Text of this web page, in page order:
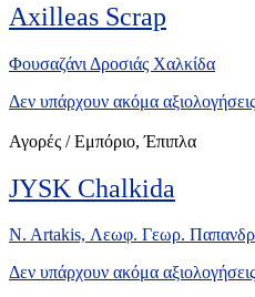
Axilleas Scrap
Φουσαζάνι Δροσιάς Χαλκίδα
Δεν υπάρχουν ακόμα αξιολογήσεις
Αγορές / Εμπόριο, Έπιπλα
JYSK Chalkida
N. Artakis, Λεωφ. Γεωρ.
Δεν υπάρχουν ακόμα αξιολογήσεις